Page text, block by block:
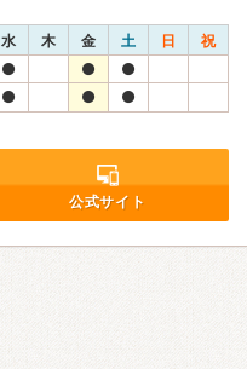
水 木 金 土 日 祝
公式サイト